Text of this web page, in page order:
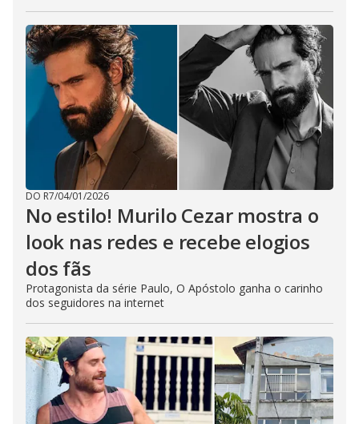
DO R7/04/01/2026
No estilo! Murilo Cezar mostra o
look nas redes e recebe elogios
dos fãs
Protagonista da série Paulo, O Apóstolo ganha o carinho
dos seguidores na internet